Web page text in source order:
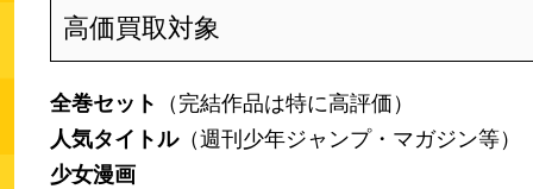
高価買取対象
全巻セット
（完結作品は特に高評価）
人気タイトル（週刊少年ジャンプ・マガジン等）
少女漫画